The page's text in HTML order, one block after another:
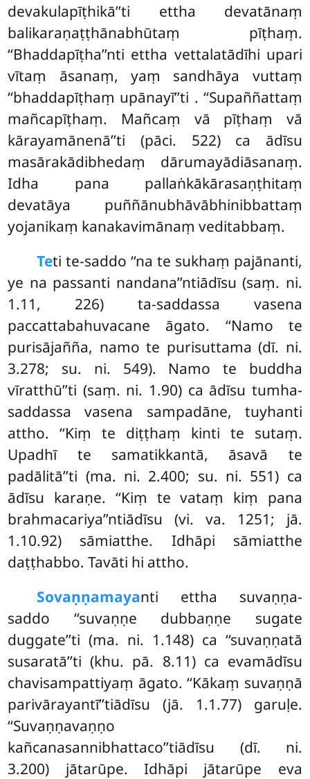
devakulapīṭhikā’’ti ettha devatānaṃ
balikaraṇaṭṭhānabhūtaṃ pīṭhaṃ.
‘‘Bhaddapīṭha’’nti ettha vettalatādīhi upari
vītaṃ āsanaṃ, yaṃ sandhāya vuttaṃ
‘‘bhaddapīṭhaṃ upānayī’’ti . ‘‘Supaññattaṃ
mañcapīṭhaṃ. Mañcaṃ vā pīṭhaṃ vā
kārayamānenā’’ti (pāci. 522) ca ādīsu
masārakādibhedaṃ dārumayādiāsanaṃ.
Idha pana pallaṅkākārasaṇṭhitaṃ
devatāya puññānubhāvābhinibbattaṃ
yojanikaṃ kanakavimānaṃ veditabbaṃ.
Teti te-saddo ‘‘na te sukhaṃ pajānanti,
ye na passanti nandana’’ntiādīsu (saṃ. ni.
1.11, 226) ta-saddassa vasena
paccattabahuvacane āgato. ‘‘Namo te
purisājañña, namo te purisuttama (dī. ni.
3.278; su. ni. 549). Namo te buddha
vīratthū’’ti (saṃ. ni. 1.90) ca ādīsu tumha-
saddassa vasena sampadāne, tuyhanti
attho. ‘‘Kiṃ te diṭṭhaṃ kinti te sutaṃ.
Upadhī te samatikkantā, āsavā te
padālitā’’ti (ma. ni. 2.400; su. ni. 551) ca
ādīsu karaṇe. ‘‘Kiṃ te vataṃ kiṃ pana
brahmacariya’’ntiādīsu (vi. va. 1251; jā.
1.10.92) sāmiatthe. Idhāpi sāmiatthe
daṭṭhabbo. Tavāti hi attho.
Sovaṇṇamayanti ettha suvaṇṇa-
saddo ‘‘suvaṇṇe dubbaṇṇe sugate
duggate’’ti (ma. ni. 1.148) ca ‘‘suvaṇṇatā
susaratā’’ti (khu. pā. 8.11) ca evamādīsu
chavisampattiyaṃ āgato. ‘‘Kākaṃ suvaṇṇā
parivārayantī’’tiādīsu (jā. 1.1.77) garuḷe.
‘‘Suvaṇṇavaṇṇo
kañcanasannibhattaco’’tiādīsu (dī. ni.
3.200) jātarūpe. Idhāpi jātarūpe eva